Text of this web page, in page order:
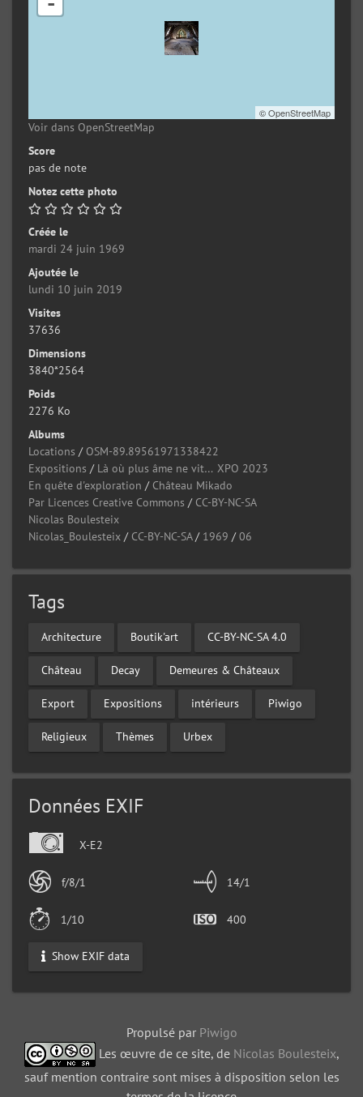
©OpenStreetMap
Voir dans OpenStreetMap
Score
pas de note
Notez cette photo
Créée le
mardi 24 juin 1969
Ajoutée le
lundi 10 juin 2019
Visites
37636
Dimensions
3840*2564
Poids
2276 Ko
Albums
Locations / OSM-89.89561971338422
Expositions / Là où plus âme ne vit… XPO 2023
En quête d'exploration / Château Mikado
Par Licences Creative Commons / CC-BY-NC-SA
Nicolas Boulesteix
Nicolas_Boulesteix / CC-BY-NC-SA/ 1969 /06
Tags
Architecture Boutik'art CC-BY-NC-SA 4.0
Château Decay Demeures & Châteaux
Export Expositions intérieurs Piwigo
Religieux Thèmes Urbex
Données EXIF
X-E2
f/8/1 14/1
1/10 400
Show EXIF data
Propulsé par Piwigo
Les œuvre de ce site, de Nicolas Boulesteix,
sauf mention contraire sont mises à disposition selon les